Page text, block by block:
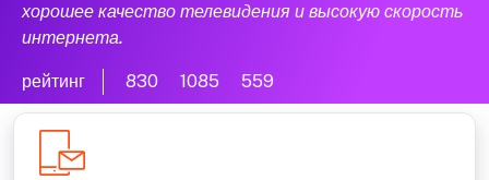
хорошее качество телевидения и высокую скорость
интернета.
рейтинг 830 1085 559